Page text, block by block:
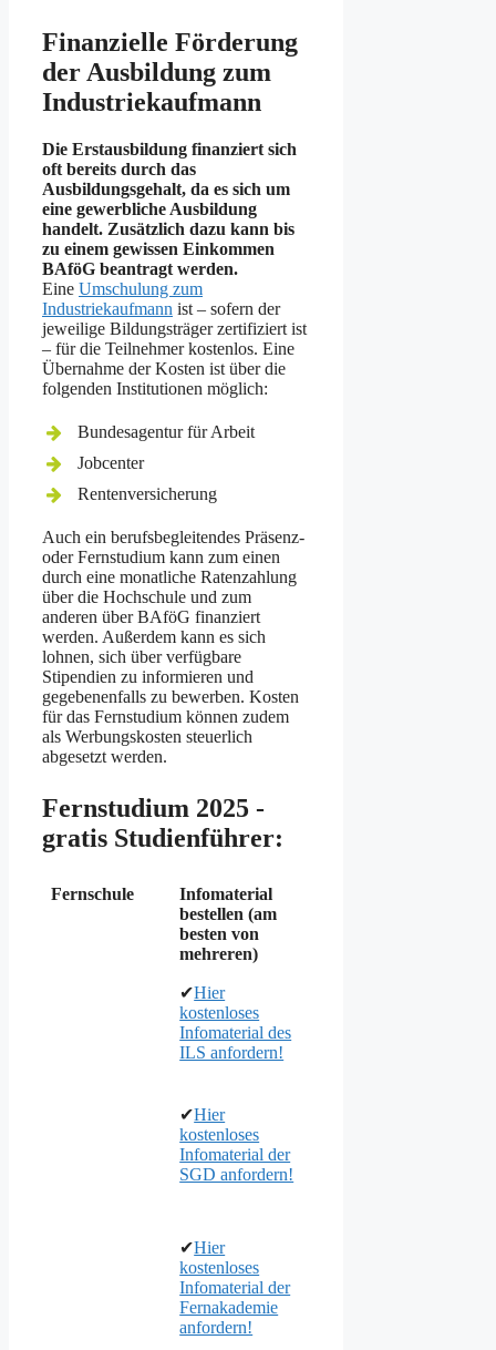
Finanzielle Förderung
der Ausbildung zum
Industriekaufmann
Die Erstausbildung finanziert sich
oft bereits durch das
Ausbildungsgehalt, da es sich um
eine gewerbliche Ausbildung
handelt. Zusätzlich dazu kann bis
zu einem gewissen Einkommen
BAföG beantragt werden.
Eine Umschulung zum
Industriekaufmann ist – sofern der
jeweilige Bildungsträger zertifiziert ist
– für die Teilnehmer kostenlos. Eine
Übernahme der Kosten ist über die
folgenden Institutionen möglich:
Bundesagentur für Arbeit
Jobcenter
Rentenversicherung
Auch ein berufsbegleitendes Präsenz-
oder Fernstudium kann zum einen
durch eine monatliche Ratenzahlung
über die Hochschule und zum
anderen über BAföG finanziert
werden. Außerdem kann es sich
lohnen, sich über verfügbare
Stipendien zu informieren und
gegebenenfalls zu bewerben. Kosten
für das Fernstudium können zudem
als Werbungskosten steuerlich
abgesetzt werden.
Fernstudium 2025 -
gratis Studienführer:
Fernschule
Infomaterial
bestellen (am
besten von
mehreren)
✔Hier
kostenloses
Infomaterial des
ILS anfordern!
✔Hier
kostenloses
Infomaterial der
SGD anfordern!
✔Hier
kostenloses
Infomaterial der
Fernakademie
anfordern!